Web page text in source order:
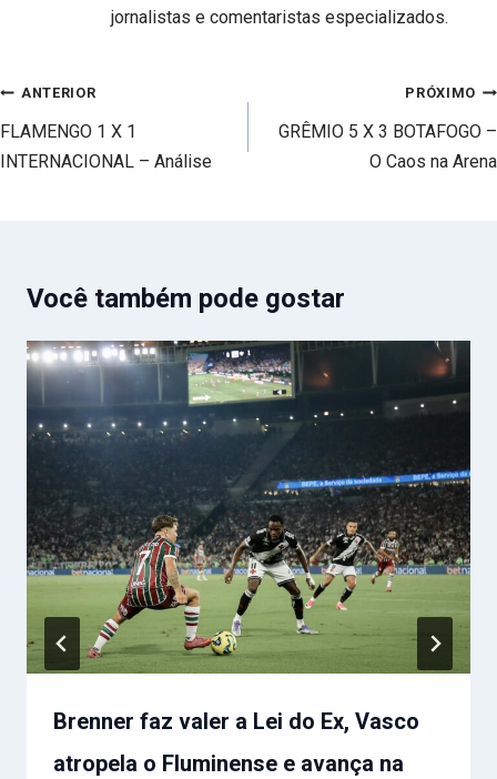
jornalistas e comentaristas especializados.
Navegação
de
Post
ANTERIOR
FLAMENGO 1 X 1
INTERNACIONAL – Análise
PRÓXIMO
GRÊMIO 5 X 3 BOTAFOGO –
O Caos na Arena
Você também pode gostar
Brenner faz valer a Lei do Ex, Vasco
atropela o Fluminense e avança na